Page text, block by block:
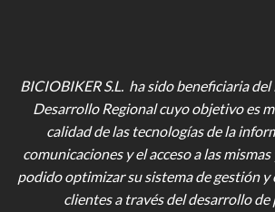
BICIOBIKER S.L. ha sido beneficiaria
Desarrollo Regional cuyo objetivo es
calidad de las tecnologías de la
comunicaciones y el acceso a las mismas
podido optimizar su sistema de gestión y
clientes a través del desarrollo de